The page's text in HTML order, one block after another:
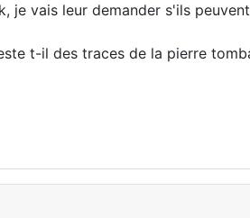
je vais leur demander s'ils
t-il des traces de la pierre